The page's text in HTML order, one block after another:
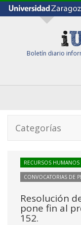
Boletín diario
Categorías
RECURSOS HUMANOS
CONVOCATORIAS DE
Resolución
pone fin al
152.